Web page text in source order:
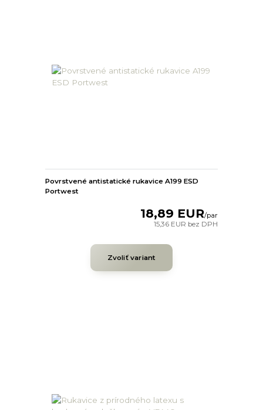
Povrstvené antistatické rukavice A199 ESD
Portwest
18,89 EUR/par
15,36 EUR bez DPH
Zvoliť variant